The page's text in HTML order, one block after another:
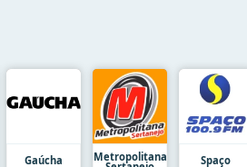
Gaúcha Metropolitana Spaço